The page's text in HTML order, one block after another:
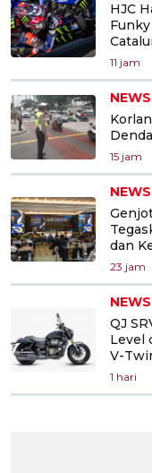
HJC
11 jam
NEWS
15 jam
NEWS
dan
23 jam
NEWS
QJ
Level
V-
1 hari